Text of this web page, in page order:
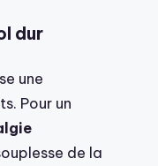
dur
une
Pour un
de la